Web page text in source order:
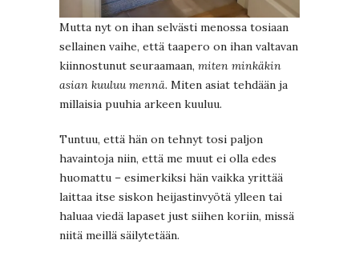
Mutta nyt on ihan selvästi menossa tosiaan
sellainen vaihe, että taapero on ihan valtavan
kiinnostunut seuraamaan, miten minkäkin
asian kuuluu mennä. Miten asiat tehdään ja
millaisia puuhia arkeen kuuluu.
Tuntuu, että hän on tehnyt tosi paljon
havaintoja niin, että me muut ei olla edes
huomattu – esimerkiksi hän vaikka yrittää
laittaa itse siskon heijastinvyötä ylleen tai
haluaa viedä lapaset just siihen koriin, missä
niitä meillä säilytetään.